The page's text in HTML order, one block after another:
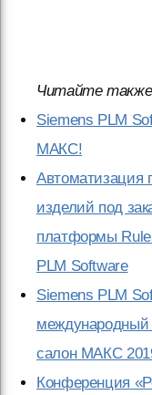
Читайте
Siemens PLM
МАКС!
Автоматизация
изделий под
платформы
PLM Software
Siemens PLM
международный
салон МАКС
Конференция